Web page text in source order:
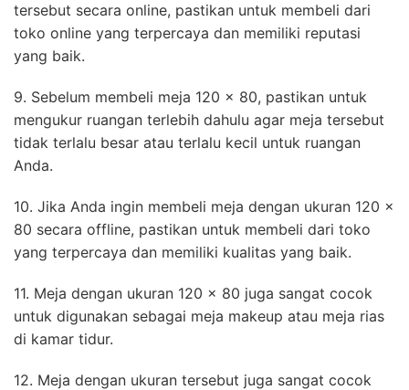
tersebut secara online, pastikan untuk membeli dari
toko online yang terpercaya dan memiliki reputasi
yang baik.
9. Sebelum membeli meja 120 x 80, pastikan untuk
mengukur ruangan terlebih dahulu agar meja tersebut
tidak terlalu besar atau terlalu kecil untuk ruangan
Anda.
10. Jika Anda ingin membeli meja dengan ukuran 120 x
80 secara offline, pastikan untuk membeli dari toko
yang terpercaya dan memiliki kualitas yang baik.
11. Meja dengan ukuran 120 x 80 juga sangat cocok
untuk digunakan sebagai meja makeup atau meja rias
di kamar tidur.
12. Meja dengan ukuran tersebut juga sangat cocok